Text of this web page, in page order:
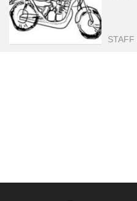
STAFF